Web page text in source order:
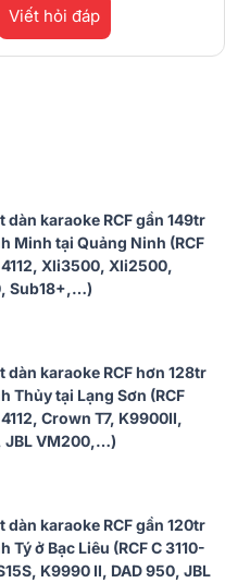
Viết hỏi đáp
dàn karaoke RCF gần 149tr
Minh tại Quảng Ninh (RCF
Xli3500, Xli2500,
Sub18+,…)
dàn karaoke RCF hơn 128tr
Thủy tại Lạng Sơn (RCF
Crown T7, K9900II,
JBL VM200,…)
dàn karaoke RCF gần 120tr
Tý ở Bạc Liêu (RCF C 3110-
K9990 II, DAD 950, JBL